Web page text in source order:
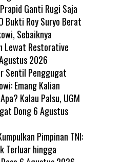
Ganti Rugi Saja
Bukti Roy Suryo Berat
Sebaiknya
Lewat Restorative
2026
Sentil Penggugat
Emang Kalian
Kalau Palsu, UGM
Dong 6 Agustus
Pimpinan TNI:
Terluar hingga